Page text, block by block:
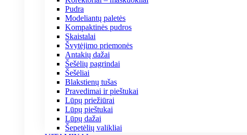
Pudra
Modeliantų paletės
Kompaktinės pudros
Skaistalai
Švytėjimo priemonės
Antakių dažai
Šešėlių pagrindai
Šešėliai
Blakstienų tušas
Pravedimai ir pieštukai
Lūpų priežiūrai
Lūpų pieštukai
Lūpų dažai
Šepetėlių valikliai